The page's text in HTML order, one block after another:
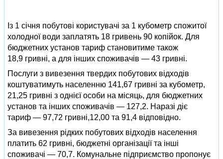
Із 1 січня побутові користувачі за 1 кубометр спожитої
холодної води заплатять 18 гривень 90 копійок. Для
бюджетних установ тариф становитиме також
18,9 гривні, а для інших споживачів — 43 гривні.
Послуги з вивезення твердих побутових відходів
коштуватимуть населенню 141,67 гривні за кубометр,
21,25 гривні з однієї особи на місяць, для бюджетних
установ та інших споживачів — 127,2. Наразі діє
тариф — 97,72 гривні,12,00 та 91,4 відповідно.
За вивезення рідких побутових відходів населення
платить 62 гривні, бюджетні організації та інші
споживачі — 70,7. Комунальне підприємство пропонує